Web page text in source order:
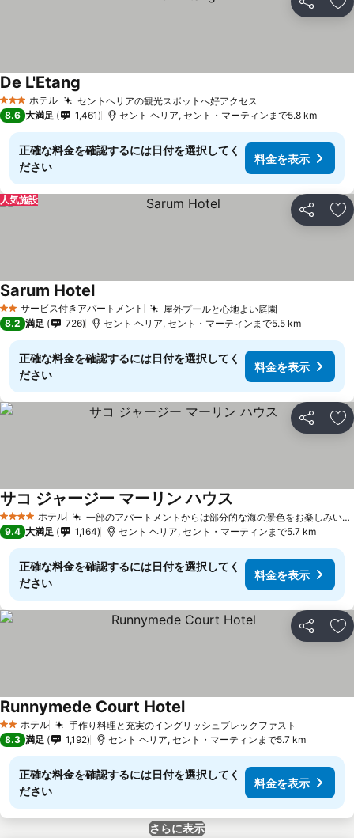
シェア お
3 ホテルのランク
ホテル セントヘリアの観光スポットへ好アクセス
De L'Etang
8.6 大満足 1,461 セント ヘリア, セント・マーティンまで5.8 km
正確な料金を確認するには日付を選択してく
ださい
料金を表示
シェア お
人気施設
2 ホテルのランク
サービス付きアパートメント 屋外プールと心地よい庭園
Sarum Hotel
8.2 満足 726 セント ヘリア, セント・マーティンまで5.5 km
正確な料金を確認するには日付を選択してく
ださい
料金を表示
シェア お
4 ホテルのランク
ホテル 一部のアパートメントからは部分的な海の景色をお楽しみいただけます
サコ ジャージー マーリン ハウス
9.4 大満足 1,164 セント ヘリア, セント・マーティンまで5.7 km
正確な料金を確認するには日付を選択してく
ださい
料金を表示
シェア お
2 ホテルのランク
ホテル 手作り料理と充実のイングリッシュブレックファスト
Runnymede Court Hotel
8.3 満足 1,192 セント ヘリア, セント・マーティンまで5.7 km
正確な料金を確認するには日付を選択してく
ださい
料金を表示
さらに表示